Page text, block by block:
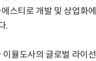
스티로 개발 및 상업화
.
뮬도사의 글로벌 라이